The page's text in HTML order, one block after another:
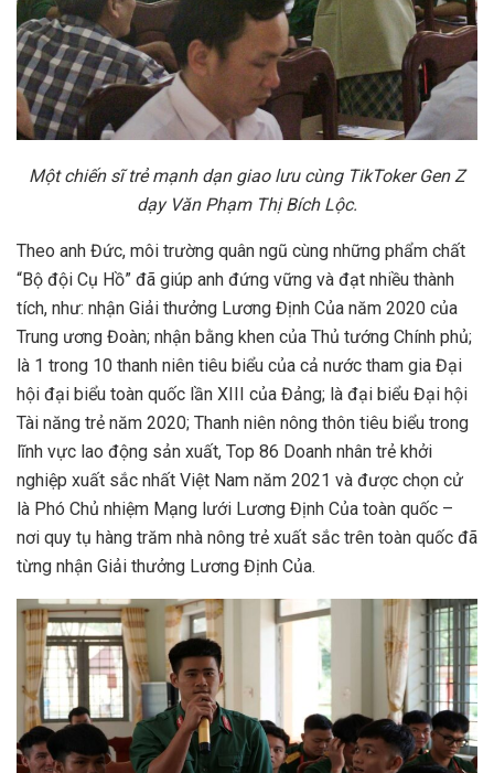
Một chiến sĩ trẻ mạnh dạn giao lưu cùng TikToker Gen Z
dạy Văn Phạm Thị Bích Lộc.
Theo anh Đức, môi trường quân ngũ cùng những phẩm chất
“Bộ đội Cụ Hồ” đã giúp anh đứng vững và đạt nhiều thành
tích, như: nhận Giải thưởng Lương Định Của năm 2020 của
Trung ương Đoàn; nhận bằng khen của Thủ tướng Chính phủ;
là 1 trong 10 thanh niên tiêu biểu của cả nước tham gia Đại
hội đại biểu toàn quốc lần XIII của Đảng; là đại biểu Đại hội
Tài năng trẻ năm 2020; Thanh niên nông thôn tiêu biểu trong
lĩnh vực lao động sản xuất, Top 86 Doanh nhân trẻ khởi
nghiệp xuất sắc nhất Việt Nam năm 2021 và được chọn cử
là Phó Chủ nhiệm Mạng lưới Lương Định Của toàn quốc –
nơi quy tụ hàng trăm nhà nông trẻ xuất sắc trên toàn quốc đã
từng nhận Giải thưởng Lương Định Của.